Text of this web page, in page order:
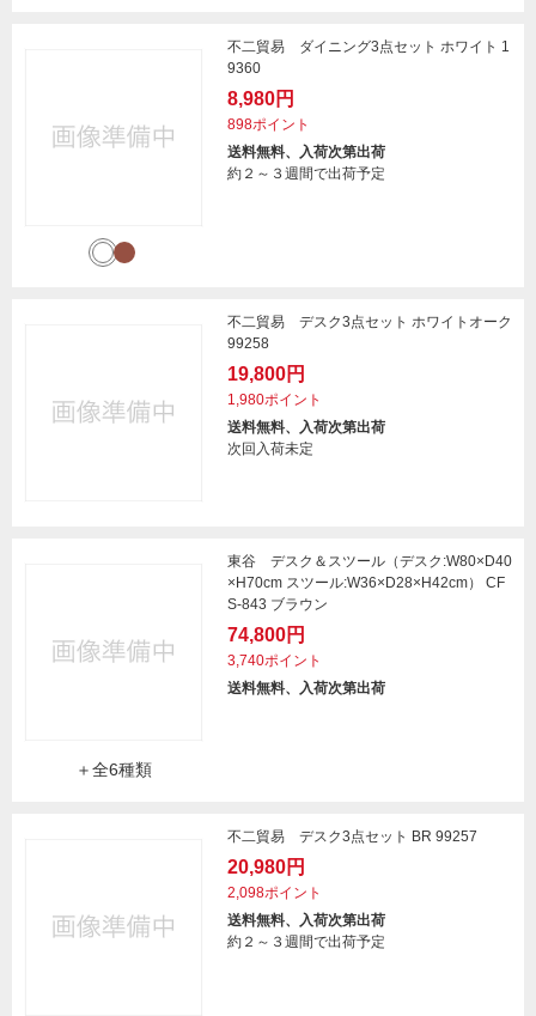
不二貿易 ダイニング3点セット ホワイト 1
9360
8,980円
898ポイント
送料無料、入荷次第出荷
約２～３週間で出荷予定
不二貿易 デスク3点セット ホワイトオーク
99258
19,800円
1,980ポイント
送料無料、入荷次第出荷
次回入荷未定
＋全6種類
東谷 デスク＆スツール（デスク:W80×D40
×H70cm スツール:W36×D28×H42cm） CF
S-843 ブラウン
74,800円
3,740ポイント
送料無料、入荷次第出荷
不二貿易 デスク3点セット BR 99257
20,980円
2,098ポイント
送料無料、入荷次第出荷
約２～３週間で出荷予定